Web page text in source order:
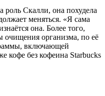
роль Скалли, она похудела
меняться. «Я сама
она. Более того,
очищения организма, по её
включающей
кофе без кофеина Starbucks